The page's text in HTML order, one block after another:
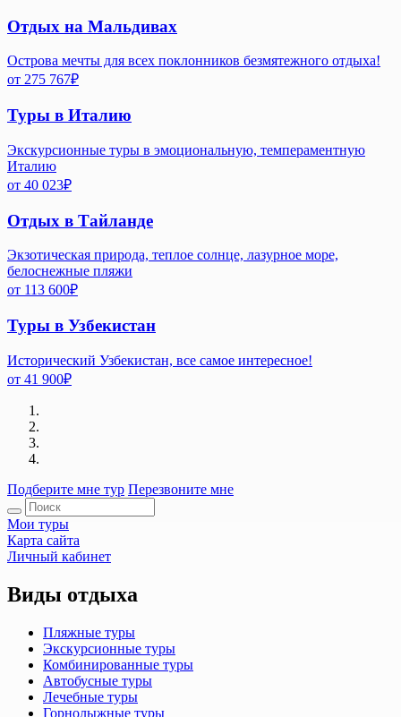
Отдых на Мальдивах
Острова мечты для всех поклонников безмятежного отдыха!
от 275 767₽
Туры в Италию
Экскурсионные туры в эмоциональную, темпераментную
Италию
от 40 023₽
Отдых в Тайланде
Экзотическая природа, теплое солнце, лазурное море,
белоснежные пляжи
от 113 600₽
Туры в Узбекистан
Исторический Узбекистан, все самое интересное!
от 41 900₽
Подберите мне тур Перезвоните мне
Мои туры
Карта сайта
Личный кабинет
Виды отдыха
Пляжные туры
Экскурсионные туры
Комбинированные туры
Автобусные туры
Лечебные туры
Горнолыжные туры